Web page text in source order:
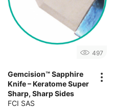
497
Gemcision™ Sapphire
Knife – Keratome Super
Sharp, Sharp Sides
FCI SAS